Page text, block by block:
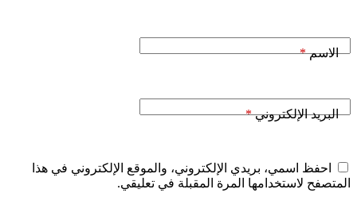
الاسم*
البريد الإلكتروني*
احفظ اسمي، بريدي الإلكتروني، والموقع الإلكتروني في هذا
المتصفح لاستخدامها المرة المقبلة في تعليقي.